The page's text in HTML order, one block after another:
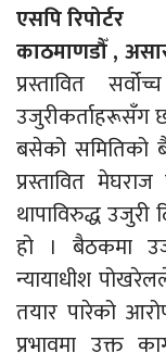
एसपि रिपोर्टर
काठमाणडौँ ,
प्रस्तावित
उजुरीकर्ताहरूसँग
बसेको समितिको
प्रस्तावित
थापाविरुद्ध
हो । बैठकमा
न्यायाधीश
तयार पारेको
प्रभावमा उक्त